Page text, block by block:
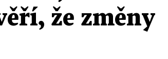
že změny